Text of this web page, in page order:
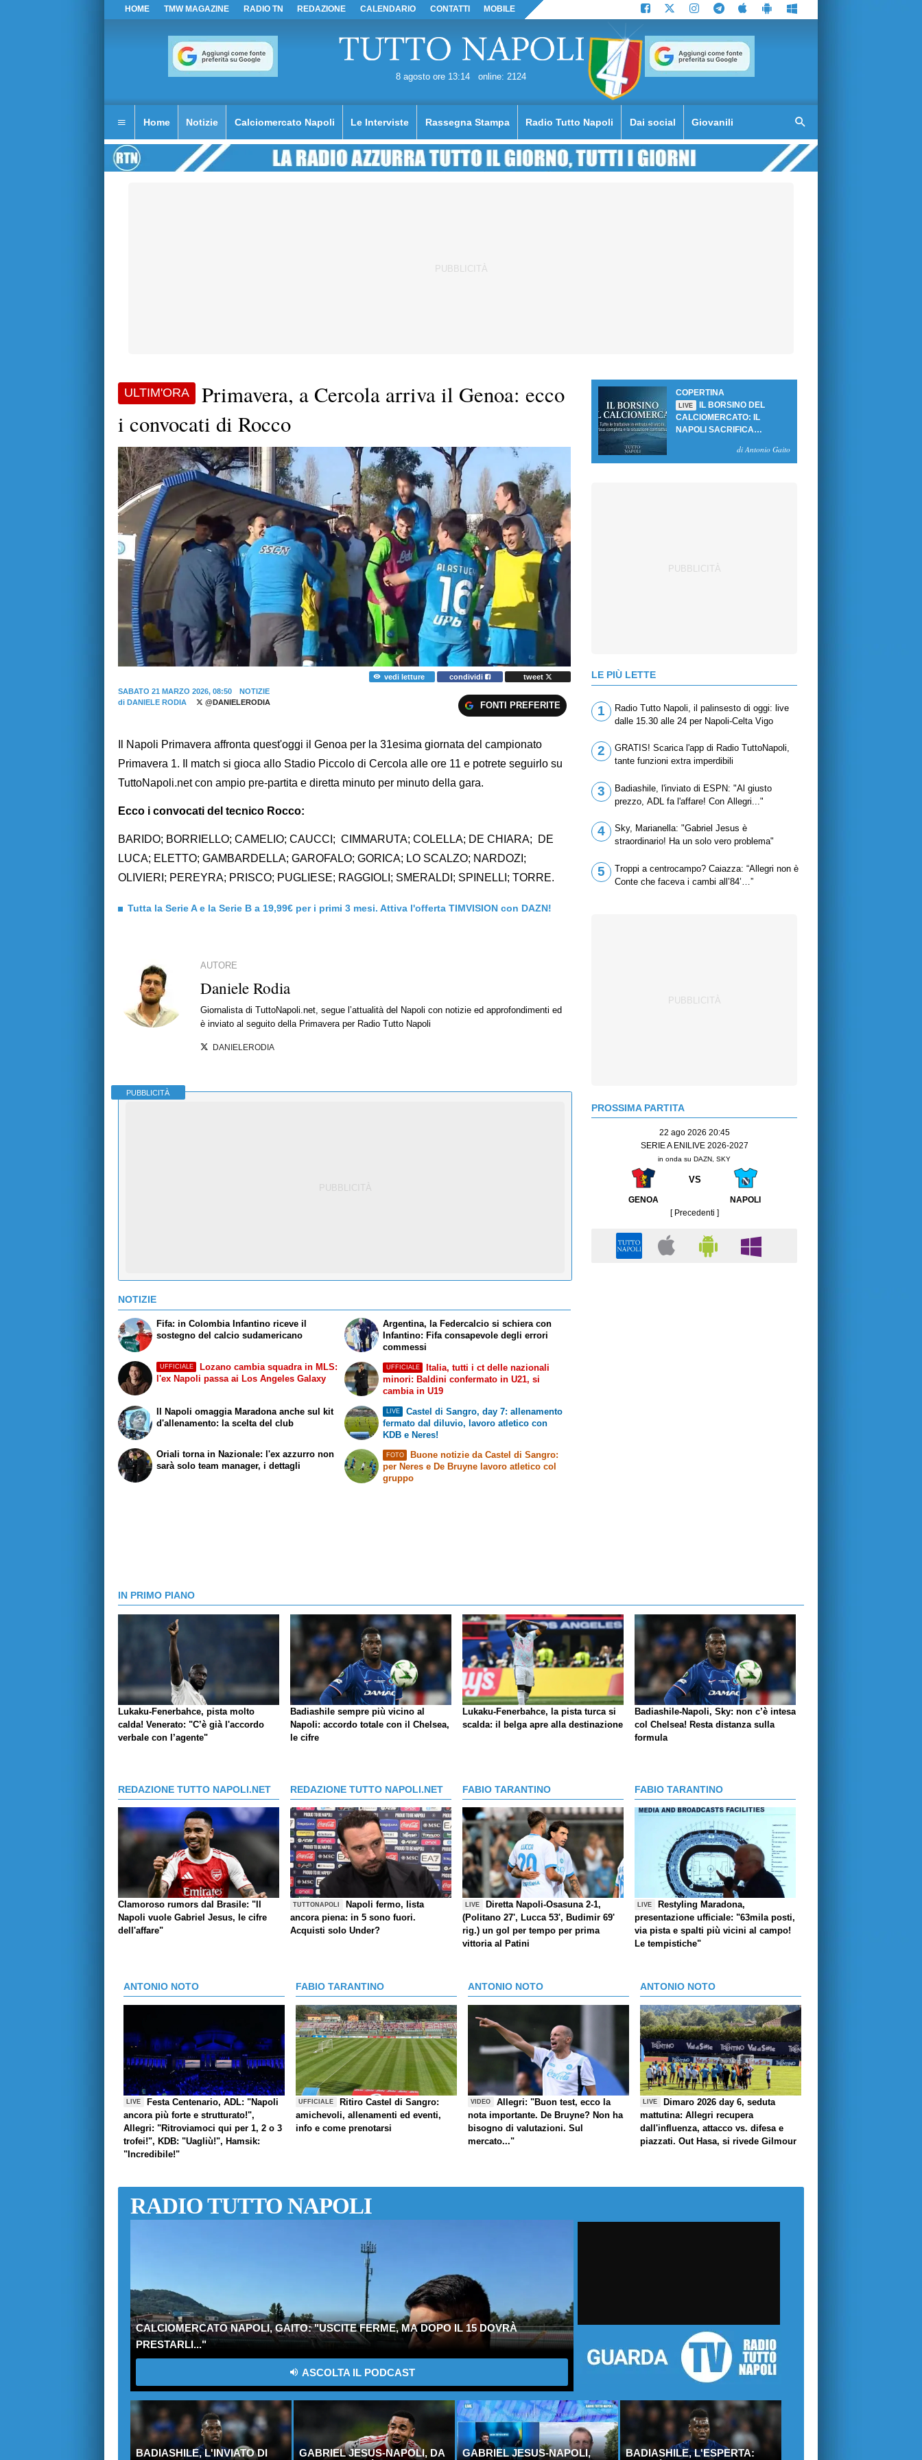
HOME TMW MAGAZINE RADIO TN REDAZIONE CALENDARIO CONTATTI MOBILE
8 agosto ore 13:14 online: 2124
Home Notizie Calciomercato Napoli Le Interviste Rassegna Stampa Radio Tutto Napoli Dai social Giovanili
ULTIM'ORA
Primavera, a Cercola arriva il Genoa: ecco
i convocati di Rocco
vedi letture condividi
tweet
SABATO 21 MARZO 2026, 08:50
NOTIZIE
di DANIELE RODIA @DANIELERODIA FONTI PREFERITE
Il Napoli Primavera affronta quest'oggi il Genoa per la 31esima giornata del campionato
Primavera 1. Il match si gioca allo Stadio Piccolo di Cercola alle ore 11 e potrete seguirlo su
TuttoNapoli.net con ampio pre-partita e diretta minuto per minuto della gara.
Ecco i convocati del tecnico Rocco:
BARIDO; BORRIELLO; CAMELIO; CAUCCI; CIMMARUTA; COLELLA; DE CHIARA; DE
LUCA; ELETTO; GAMBARDELLA; GAROFALO; GORICA; LO SCALZO; NARDOZI;
OLIVIERI; PEREYRA; PRISCO; PUGLIESE; RAGGIOLI; SMERALDI; SPINELLI; TORRE.
Tutta la Serie A e la Serie B a 19,99€ per i primi 3 mesi. Attiva l'offerta TIMVISION con DAZN!
AUTORE
Daniele Rodia
Giornalista di TuttoNapoli.net, segue l’attualità del Napoli con notizie ed approfondimenti ed
è inviato al seguito della Primavera per Radio Tutto Napoli
DANIELERODIA
PUBBLICITÀ
NOTIZIE
Fifa: in Colombia Infantino riceve il
sostegno del calcio sudamericano
UFFICIALE
Lozano cambia squadra in MLS:
l'ex Napoli passa ai Los Angeles Galaxy
Argentina, la Federcalcio si schiera con
Infantino: Fifa consapevole degli errori
commessi
UFFICIALE
Italia, tutti i ct delle nazionali
minori: Baldini confermato in U21, si
cambia in U19
Il Napoli omaggia Maradona anche sul kit
d'allenamento: la scelta del club
Oriali torna in Nazionale: l'ex azzurro non
sarà solo team manager, i dettagli
LIVE
Castel di Sangro, day 7: allenamento
fermato dal diluvio, lavoro atletico con
KDB e Neres!
FOTO
Buone notizie da Castel di Sangro:
per Neres e De Bruyne lavoro atletico col
gruppo
COPERTINA
LIVE
IL BORSINO DEL
CALCIOMERCATO: IL
NAPOLI SACRIFICA
SBLOCCANO ARRIVIdi Antonio Gaito
LE PIÙ LETTE
1
Radio Tutto Napoli, il palinsesto di oggi: live
dalle 15.30 alle 24 per Napoli-Celta Vigo
2
GRATIS! Scarica l'app di Radio TuttoNapoli,
tante funzioni extra imperdibili
3
Badiashile, l'inviato di ESPN: "Al giusto
prezzo, ADL fa l'affare! Con Allegri..."
4
Sky, Marianella: "Gabriel Jesus è
straordinario! Ha un solo vero problema"
5
Troppi a centrocampo? Caiazza: “Allegri non è
Conte che faceva i cambi all’84’…”
PROSSIMA PARTITA
22 ago 2026 20:45
SERIE A ENILIVE 2026-2027
in onda su DAZN, SKY
VS
GENOA
NAPOLI
[ Precedenti ]
IN PRIMO PIANO
Lukaku-Fenerbahce, pista molto
calda! Venerato: "C’è già l'accordo
verbale con l’agente"
Badiashile sempre più vicino al
Napoli: accordo totale con il Chelsea,
le cifre
Lukaku-Fenerbahce, la pista turca si
scalda: il belga apre alla destinazione
Badiashile-Napoli, Sky: non c’è intesa
col Chelsea! Resta distanza sulla
formula
REDAZIONE TUTTO NAPOLI.NET
Clamoroso rumors dal Brasile: "Il
Napoli vuole Gabriel Jesus, le cifre
dell'affare"
REDAZIONE TUTTO NAPOLI.NET
TUTTONAPOLI
Napoli fermo, lista
ancora piena: in 5 sono fuori.
Acquisti solo Under?
FABIO TARANTINO
LIVE
Diretta Napoli-Osasuna 2-1,
(Politano 27', Lucca 53', Budimir 69'
rig.) un gol per tempo per prima
vittoria al Patini
FABIO TARANTINO
LIVE
Restyling Maradona,
presentazione ufficiale: "63mila posti,
via pista e spalti più vicini al campo!
Le tempistiche"
ANTONIO NOTO
LIVE
Festa Centenario, ADL: "Napoli
ancora più forte e strutturato!",
Allegri: "Ritroviamoci qui per 1, 2 o 3
trofei!", KDB: "Uagliù!", Hamsik:
"Incredibile!"
FABIO TARANTINO
UFFICIALE
Ritiro Castel di Sangro:
amichevoli, allenamenti ed eventi,
info e come prenotarsi
ANTONIO NOTO
VIDEO
Allegri: "Buon test, ecco la
nota importante. De Bruyne? Non ha
bisogno di valutazioni. Sul
mercato..."
ANTONIO NOTO
LIVE
Dimaro 2026 day 6, seduta
mattutina: Allegri recupera
dall'influenza, attacco vs. difesa e
piazzati. Out Hasa, si rivede Gilmour
RADIO TUTTO NAPOLI
CALCIOMERCATO NAPOLI, GAITO: "USCITE FERME, MA DOPO IL 15 DOVRÀ
PRESTARLI..."
ASCOLTA IL PODCAST
BADIASHILE, L'INVIATO DI GABRIEL JESUS-NAPOLI, DA GABRIEL JESUS-NAPOLI, BADIASHILE, L'ESPERTA: